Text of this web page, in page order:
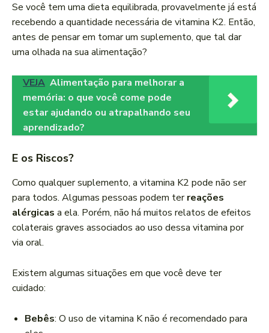
Se você tem uma dieta equilibrada, provavelmente já está
recebendo a quantidade necessária de vitamina K2. Então,
antes de pensar em tomar um suplemento, que tal dar
uma olhada na sua alimentação?
VEJA Alimentação para melhorar a
memória: o que você come pode
estar ajudando ou atrapalhando seu
aprendizado?
E os Riscos?
Como qualquer suplemento, a vitamina K2 pode não ser
para todos. Algumas pessoas podem terreações
alérgicas a ela. Porém, não há muitos relatos de efeitos
colaterais graves associados ao uso dessa vitamina por
via oral.
Existem algumas situações em que você deve ter
cuidado:
Bebês: O uso de vitamina K não é recomendado para